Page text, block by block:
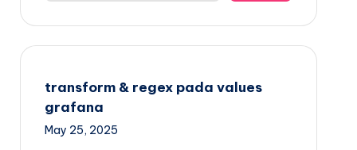
transform & regex pada values
grafana
May 25, 2025